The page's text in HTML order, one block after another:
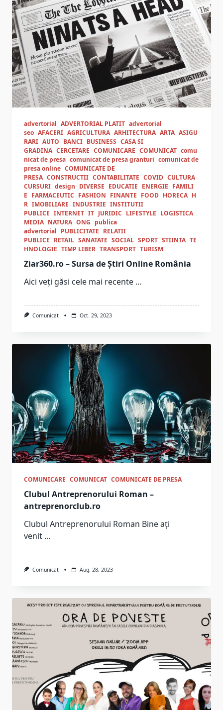
advertorial ADVERTORIAL PLATIT advertorial
seo AFACERI AGRICULTURA ARHITECTURA ARTA ASIGU
RARI AUTO BANCI BUSINESS CASA SI
GRADINA CERCETARE COMUNICARE COMUNICAT comu
nicat de presa comunicat de presa granturi comunicat de
presa online COMUNICATE DE
PRESA CONSTRUCTII CONTABILITATE COVID CULTURA
CURSURI design DIVERSE EDUCATIE ENERGIE FAMILI
E FARMACEUTIC FASHION FINANTE FOOD HORECA H
R IMOBILIARE INDUSTRIE INSTITUTII
PUBLICE INTERNET IT JURIDIC LIFESTYLE LOGISTICA
MEDIA NATURA ONG publica
advertorial PUBLICITATE RELATII
PUBLICE RETAIL SANATATE SOCIAL SPORT STIINTA TE
HNOLOGIE TIMP LIBER TRANSPORT TURISM
Ziar360.ro – Sursa de Știri Online România
Aici veți găsi cele mai recente ...
Comunicat Oct. 29, 2023
COMUNICARE COMUNICAT COMUNICATE DE PRESA
Clubul Antreprenorului Roman –
antreprenorclub.ro
Clubul Antreprenorului Roman Bine ați
venit ...
Comunicat Aug. 28, 2023